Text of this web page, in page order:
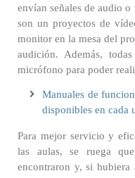
envían señales de audio
son un proyectos de
monitor en la mesa del
audición. Además,
micrófono para poder
Manuales de
disponibles en cada
Para mejor servicio y
las aulas, se ruega
encontraron y, si